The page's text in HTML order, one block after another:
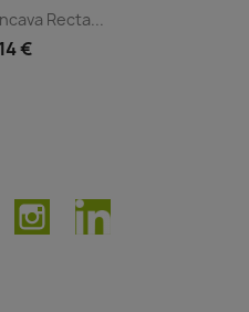
Recta...
€
PinterestInstagramLinkedIn